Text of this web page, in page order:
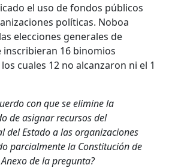
el uso de fondos públicos
políticas. Noboa
elecciones generales de
16 binomios
cuales 12 no alcanzaron ni el 1
con que se elimine la
de asignar recursos del
del Estado a las organizaciones
parcialmente la Constitución de
de la pregunta?